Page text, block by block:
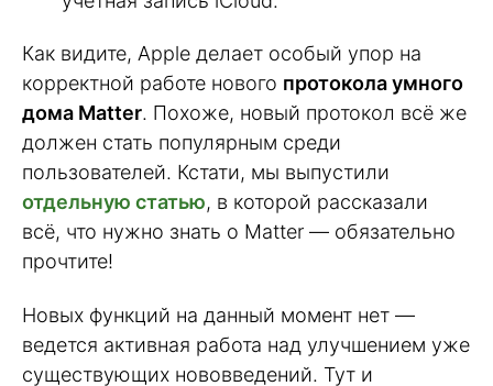
Как видите, Apple делает особый упор на
корректной работе нового протокола умного
дома Matter. Похоже, новый протокол всё же
должен стать популярным среди
пользователей. Кстати, мы выпустили
отдельную статью, в которой рассказали
всё, что нужно знать о Matter — обязательно
прочтите!
Новых функций на данный момент нет —
ведется активная работа над улучшением уже
существующих нововведений. Тут и